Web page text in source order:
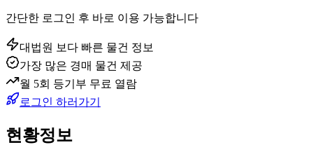
간단한 로그인 후 바로 이용 가능합니다
대법원 보다 빠른 물건 정보
가장 많은 경매 물건 제공
월 5회 등기부 무료 열람
로그인 하러가기
현황정보